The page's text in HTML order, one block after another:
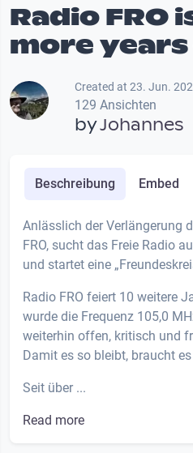
Radio FRO
more years
Created at 23. Jun.
129 Ansichten
byJohannes
Beschreibung Embed
Anlässlich der Verlängerung
FRO, sucht das Freie Radio
und startet eine
Radio FRO feiert 10 weitere
wurde die Frequenz 105,0
weiterhin offen, kritisch und
Damit es so bleibt, braucht
Seit über ...
Read more